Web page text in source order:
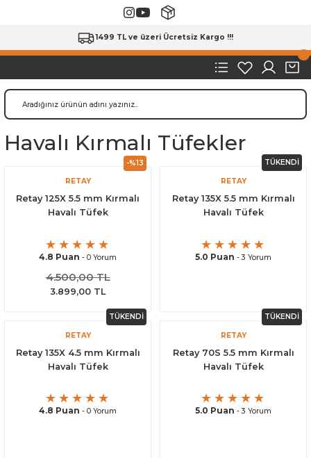
1499 TL ve üzeri Ücretsiz Kargo !!!
Havalı Kırmalı Tüfekler
-%13
RETAY
Retay 125X 5.5 mm Kırmalı
Havalı Tüfek
4.8 Puan - 0 Yorum
4.500,00 TL
3.899,00 TL
TÜKENDİ
RETAY
Retay 135X 5.5 mm Kırmalı
Havalı Tüfek
5.0 Puan - 3 Yorum
TÜKENDİ
RETAY
Retay 135X 4.5 mm Kırmalı
Havalı Tüfek
4.8 Puan - 0 Yorum
TÜKENDİ
RETAY
Retay 70S 5.5 mm Kırmalı
Havalı Tüfek
5.0 Puan - 3 Yorum